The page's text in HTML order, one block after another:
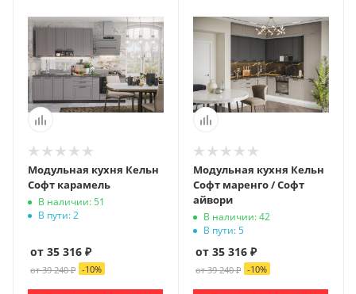
Модульная кухня Кельн
Софт карамель
В наличии: 51
В пути: 2
от 35 316 ₽
от 39 240 ₽ -10%
Модульная кухня Кельн
Софт маренго / Софт
айвори
В наличии: 42
В пути: 5
от 35 316 ₽
от 39 240 ₽ -10%